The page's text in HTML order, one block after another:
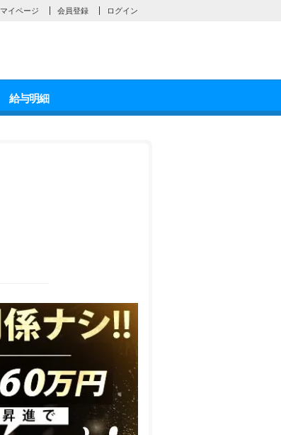
マイページ 会員登録 ログイン
給与明細